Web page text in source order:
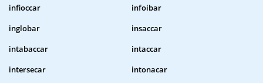
infioccar
infoibar
inglobar
insaccar
intabaccar
intaccar
intersecar
intonacar